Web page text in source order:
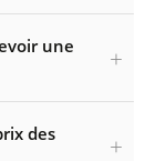
une
des